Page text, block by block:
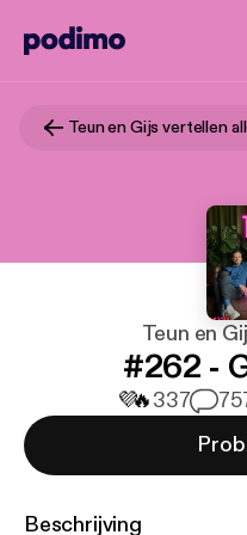
Teun en Gijs vertellen
Teun en
#262 -
💜🔥337 7
Beschrijving